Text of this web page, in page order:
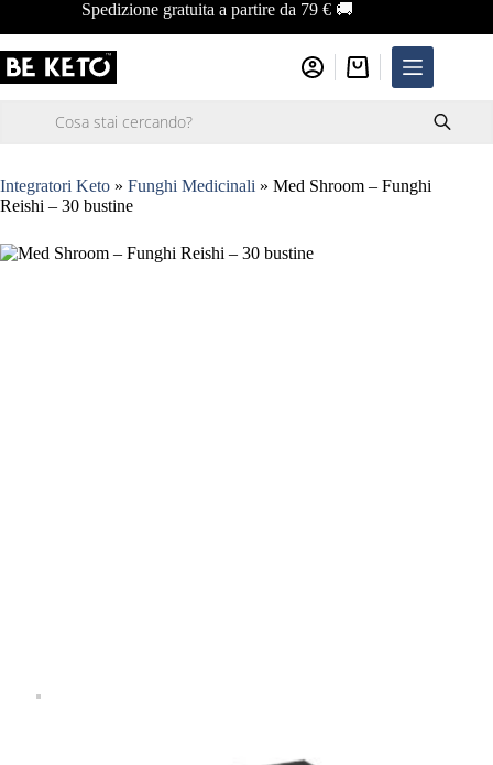
contenuto
Spedizione gratuita a partire da 79 € 🚚
Carrello
Integratori Keto » Funghi Medicinali » Med Shroom – Funghi
Reishi – 30 bustine